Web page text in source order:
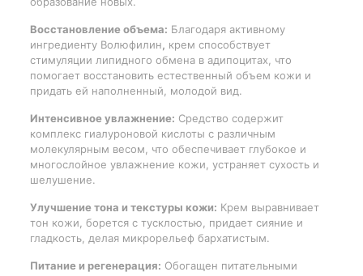
Восстановление объема: Благодаря активному
ингредиенту Волюфилин, крем способствует
стимуляции липидного обмена в адипоцитах, что
помогает восстановить естественный объем кожи и
придать ей наполненный, молодой вид.
Интенсивное увлажнение: Средство содержит
комплекс гиалуроновой кислоты с различным
молекулярным весом, что обеспечивает глубокое и
многослойное увлажнение кожи, устраняет сухость и
шелушение.
Улучшение тона и текстуры кожи: Крем выравнивает
тон кожи, борется с тусклостью, придает сияние и
гладкость, делая микрорельеф бархатистым.
Питание и регенерация: Обогащен питательными